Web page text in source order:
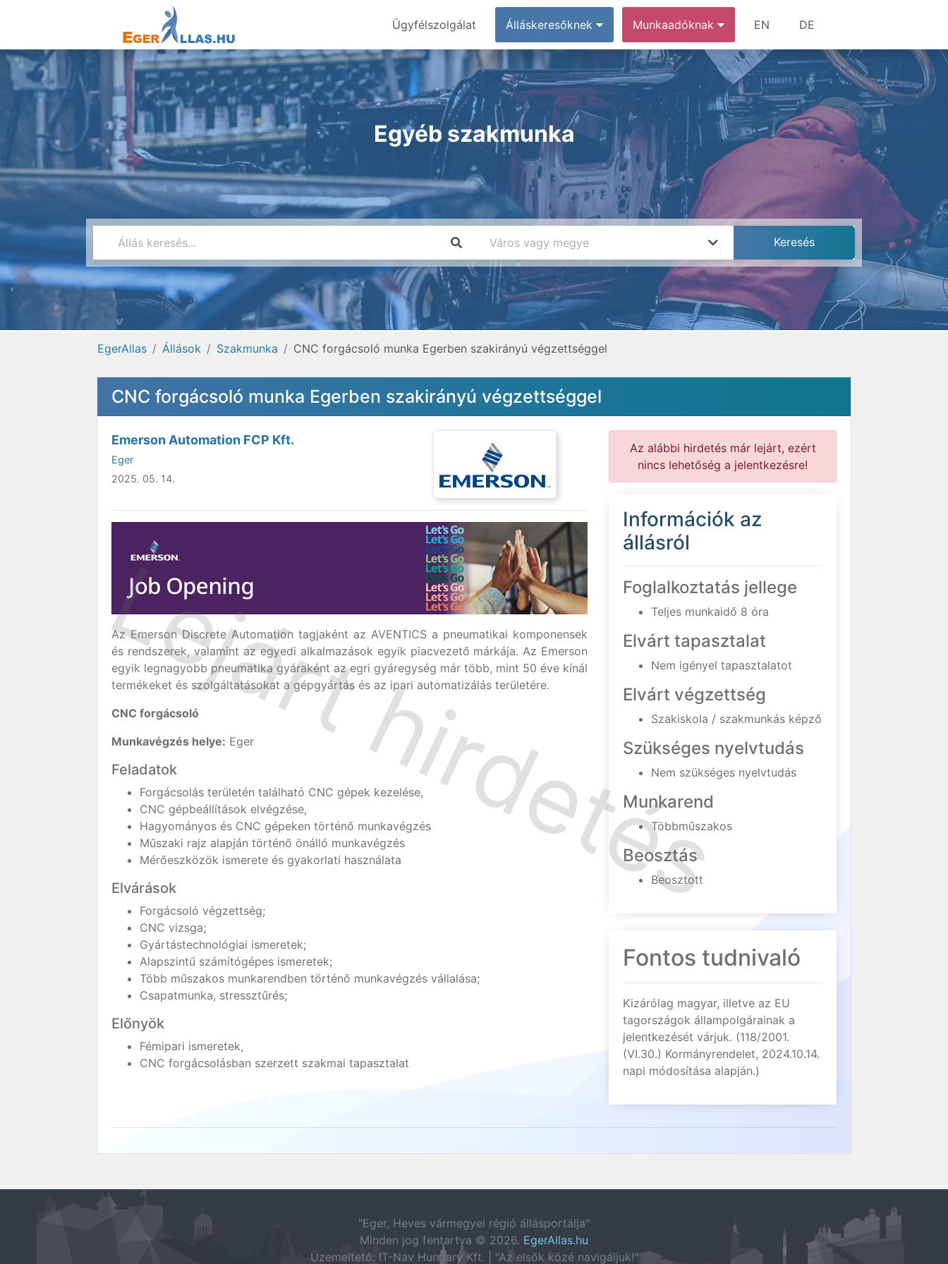
Ügyfélszolgálat Álláskeresőknek Munkaadóknak EN DE
Egyéb szakmunka
EgerAllas Állások Szakmunka CNC forgácsoló munka Egerben szakirányú végzettséggel
CNC forgácsoló munka Egerben szakirányú végzettséggel
Emerson Automation FCP Kft.
Eger
2025. 05. 14.
Az Emerson Discrete Automation tagjaként az AVENTICS a pneumatikai komponensek
és rendszerek, valamint az egyedi alkalmazások egyik piacvezető márkája. Az Emerson
egyik legnagyobb pneumatika gyáraként az egri gyáregység már több, mint 50 éve kínál
termékeket és szolgáltatásokat a gépgyártás és az ipari automatizálás területére.
CNC forgácsoló
Munkavégzés helye: Eger
Feladatok
Forgácsolás területén található CNC gépek kezelése,
CNC gépbeállítások elvégzése,
Hagyományos és CNC gépeken történő munkavégzés
Műszaki rajz alapján történő önálló munkavégzés
Mérőeszközök ismerete és gyakorlati használata
Elvárások
Forgácsoló végzettség;
CNC vizsga;
Gyártástechnológiai ismeretek;
Alapszintű számítógépes ismeretek;
Több műszakos munkarendben történő munkavégzés vállalása;
Csapatmunka, stressztűrés;
Előnyök
Fémipari ismeretek,
CNC forgácsolásban szerzett szakmai tapasztalat
Az alábbi hirdetés már lejárt, ezért
nincs lehetőség a jelentkezésre!
Információk az
állásról
Foglalkoztatás jellege
Teljes munkaidő 8 óra
Elvárt tapasztalat
Nem igényel tapasztalatot
Elvárt végzettség
Szakiskola / szakmunkás képző
Szükséges nyelvtudás
Nem szükséges nyelvtudás
Munkarend
Többműszakos
Beosztás
Beosztott
Fontos tudnivaló
Kizárólag magyar, illetve az EU
tagországok állampolgárainak a
jelentkezését várjuk. (118/2001.
(VI.30.) Kormányrendelet, 2024.10.14.
napi módosítása alapján.)
"Eger, Heves vármegyei régió állásportálja"
Minden jog fentartva © 2026. EgerAllas.hu
Üzemeltető: IT-Nav Hungary Kft. | "Az elsők közé navigáljuk!"